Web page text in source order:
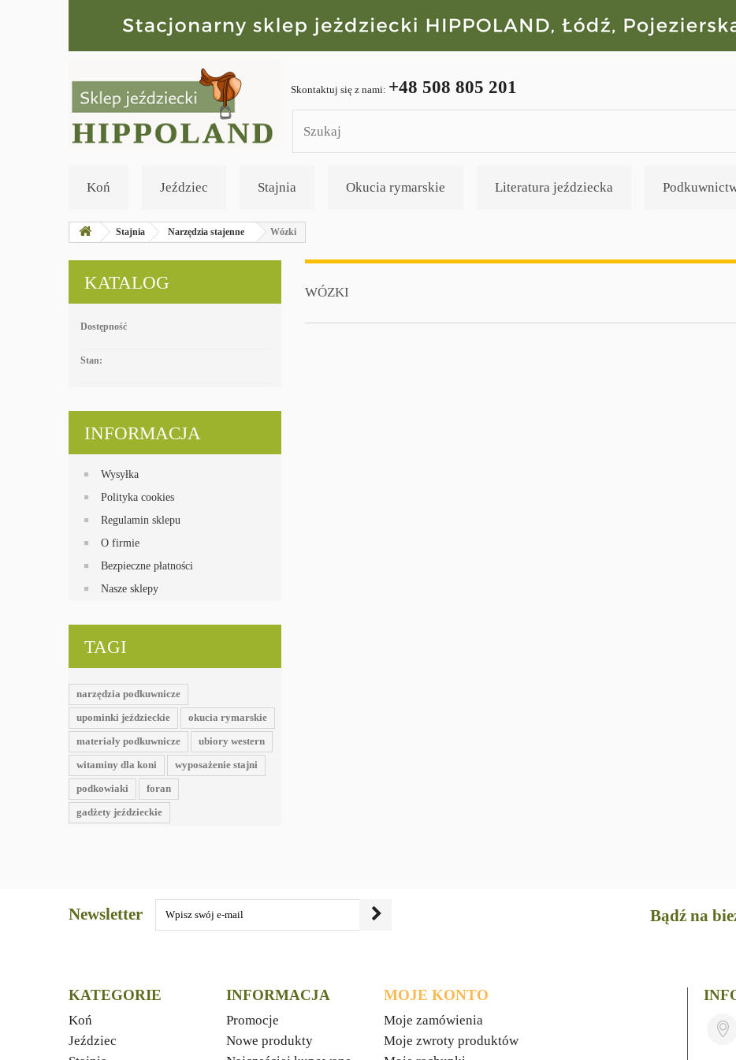
Skontaktuj się z nami: +48 508 805 201
Koń Jeździec Stajnia Okucia rymarskie Literatura jeździecka
Stajnia Narzędzia stajenne Wózki
KATALOG
Dostępność
Stan:
INFORMACJA
Wysyłka
Polityka cookies
Regulamin sklepu
O firmie
Bezpieczne płatności
Nasze sklepy
TAGI
narzędzia podkuwnicze
upominki jeździeckie
okucia rymarskie
materiały podkuwnicze
ubiory western
witaminy dla koni
wyposażenie stajni
podkowiaki
foran
gadżety jeździeckie
WÓZKI
Newsletter Bądź na
KATEGORIE
Koń
Jeździec
INFORMACJA
Promocje
Nowe produkty
MOJE KONTO
Moje zamówienia
Moje zwroty produktów